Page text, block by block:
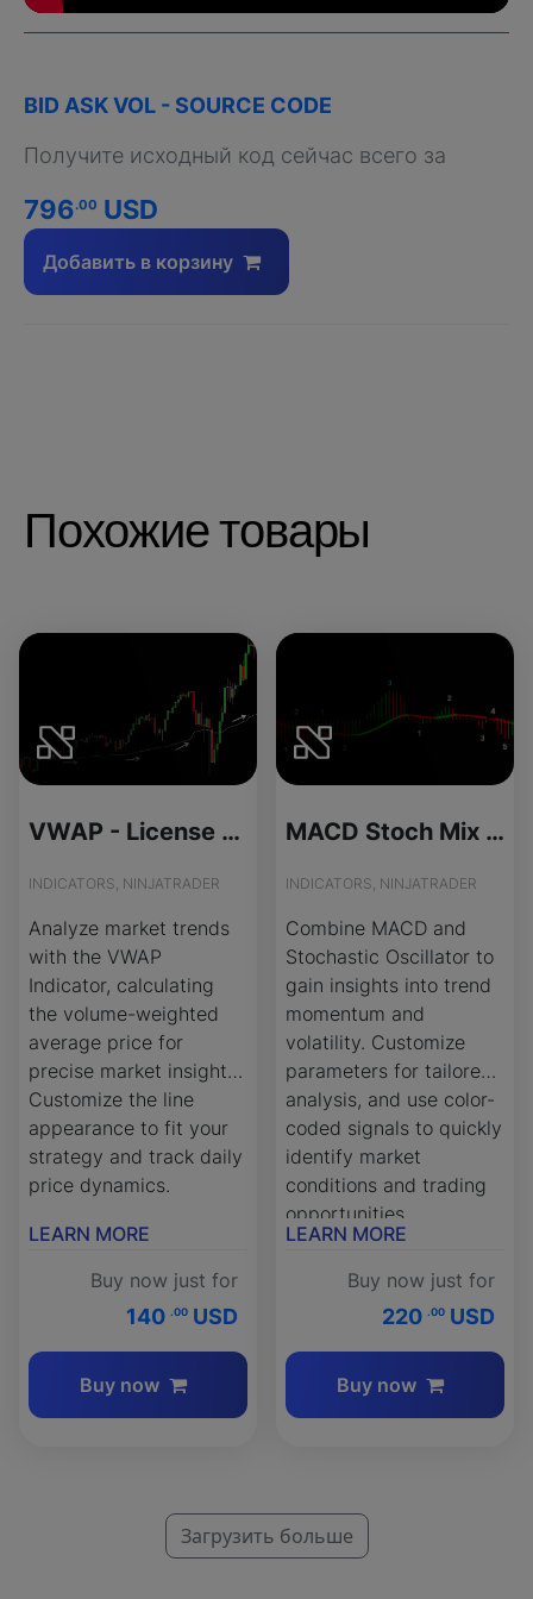
BID ASK VOL - SOURCE CODE
Получите исходный код сейчас всего за
796.00 USD
Добавить в корзину
Похожие товары
VWAP - License Version
INDICATORS, NINJATRADER
Analyze market trends
with the VWAP
Indicator, calculating
the volume-weighted
average price for
precise market insights.
Customize the line
appearance to fit your
strategy and track daily
price dynamics.
LEARN MORE
Buy now just for
140 .00 USD
Buy now
MACD Stoch Mix - License Version
INDICATORS, NINJATRADER
Combine MACD and
Stochastic Oscillator to
gain insights into trend
momentum and
volatility. Customize
parameters for tailored
analysis, and use color-
coded signals to quickly
identify market
conditions and trading
opportunities.
LEARN MORE
Buy now just for
220 .00 USD
Buy now
Загрузить больше